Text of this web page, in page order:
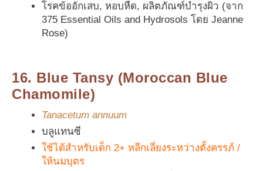
โรคข้ออักเสบ, หอบหืด, ผลิตภัณฑ์บำรุงผิว (จาก
375 Essential Oils and Hydrosols โดย Jeanne
Rose)
16. Blue Tansy (Moroccan Blue
Chamomile)
Tanacetum annuum
บลูแทนซี
ใช้ได้สำหรับเด็ก 2+ หลีกเลี่ยงระหว่างตั้งครรภ์ /
ให้นมบุตร